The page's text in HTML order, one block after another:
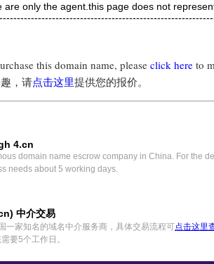
are only the agent.this page does not
this domain name, please click here to
，请点击这里提供您的报价。
4.cn
domain name escrow company in China. For the
needs about 5 working days.
中介交易
一家知名的域名中介服务商，具体交易流程可点击这里
要5个工作日。